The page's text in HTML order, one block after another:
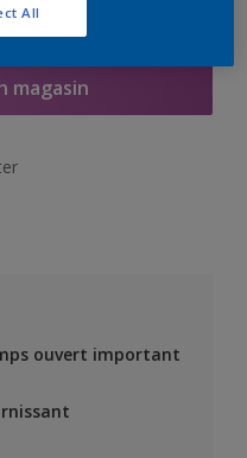
d’achats
magasin
ouvert important
All